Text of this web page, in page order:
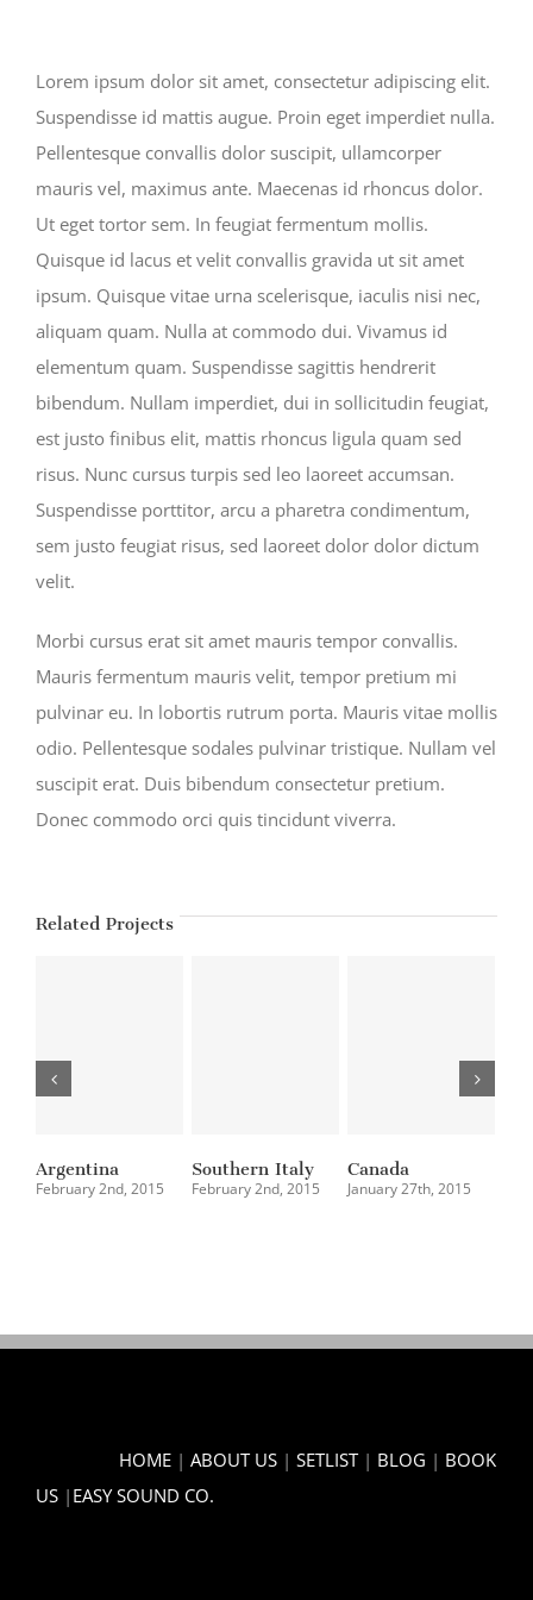
Lorem ipsum dolor sit amet, consectetur adipiscing elit.
Suspendisse id mattis augue. Proin eget imperdiet nulla.
Pellentesque convallis dolor suscipit, ullamcorper
mauris vel, maximus ante. Maecenas id rhoncus dolor.
Ut eget tortor sem. In feugiat fermentum mollis.
Quisque id lacus et velit convallis gravida ut sit amet
ipsum. Quisque vitae urna scelerisque, iaculis nisi nec,
aliquam quam. Nulla at commodo dui. Vivamus id
elementum quam. Suspendisse sagittis hendrerit
bibendum. Nullam imperdiet, dui in sollicitudin feugiat,
est justo finibus elit, mattis rhoncus ligula quam sed
risus. Nunc cursus turpis sed leo laoreet accumsan.
Suspendisse porttitor, arcu a pharetra condimentum,
sem justo feugiat risus, sed laoreet dolor dolor dictum
velit.
Morbi cursus erat sit amet mauris tempor convallis.
Mauris fermentum mauris velit, tempor pretium mi
pulvinar eu. In lobortis rutrum porta. Mauris vitae mollis
odio. Pellentesque sodales pulvinar tristique. Nullam vel
suscipit erat. Duis bibendum consectetur pretium.
Donec commodo orci quis tincidunt viverra.
Related Projects
Argentina
February 2nd, 2015
Southern Italy
February 2nd, 2015
Canada
January 27th, 2015
HOME | ABOUT US | SETLIST| BLOG | BOOK
US | EASY SOUND CO.